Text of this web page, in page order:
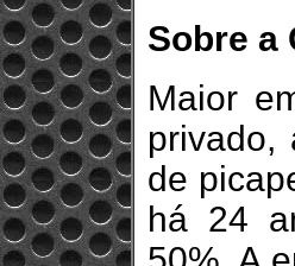
Sobre a
Maior
privado,
de
há 24